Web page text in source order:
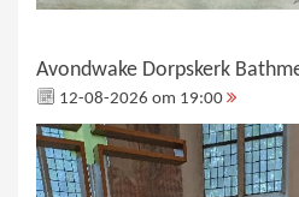
Avondwake Dorpskerk
12-08-2026 om 19:00